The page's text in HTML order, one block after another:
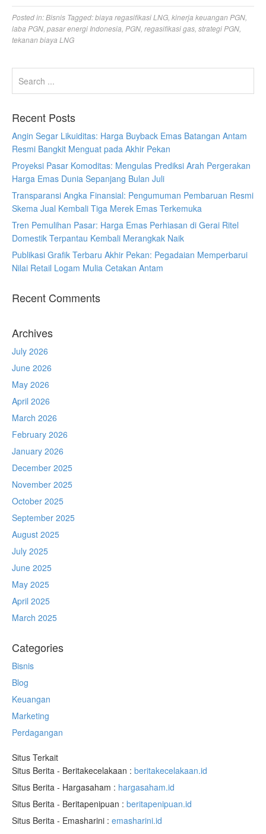
Posted in:Bisnis Tagged:biaya regasifikasi LNG kinerja keuangan PGN
laba PGN pasar energi Indonesia PGN regasifikasi gas strategi PGN
tekanan biaya LNG
Recent Posts
Angin Segar Likuiditas: Harga Buyback Emas Batangan Antam
Resmi Bangkit Menguat pada Akhir Pekan
Proyeksi Pasar Komoditas: Mengulas Prediksi Arah Pergerakan
Harga Emas Dunia Sepanjang Bulan Juli
Transparansi Angka Finansial: Pengumuman Pembaruan Resmi
Skema Jual Kembali Tiga Merek Emas Terkemuka
Tren Pemulihan Pasar: Harga Emas Perhiasan di Gerai Ritel
Domestik Terpantau Kembali Merangkak Naik
Publikasi Grafik Terbaru Akhir Pekan: Pegadaian Memperbarui
Nilai Retail Logam Mulia Cetakan Antam
Recent Comments
Archives
July 2026
June 2026
May 2026
April 2026
March 2026
February 2026
January 2026
December 2025
November 2025
October 2025
September 2025
August 2025
July 2025
June 2025
May 2025
April 2025
March 2025
Categories
Bisnis
Blog
Keuangan
Marketing
Perdagangan
Situs Terkait
Situs Berita - Beritakecelakaan : beritakecelakaan.id
Situs Berita - Hargasaham : hargasaham.id
Situs Berita - Beritapenipuan : beritapenipuan.id
Situs Berita - Emasharini : emasharini.id